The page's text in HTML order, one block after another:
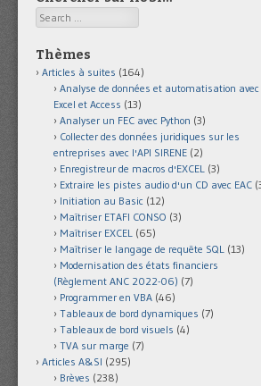
Search
Thèmes
Articles à suites (164)
Analyse de données et automatisation avec
Excel et Access (13)
Analyser un FEC avec Python (3)
Collecter des données juridiques sur les
entreprises avec l'API SIRENE (2)
Enregistreur de macros d'EXCEL (3)
Extraire les pistes audio d'un CD avec EAC
Initiation au Basic (12)
Maîtriser ETAFI CONSO (3)
Maîtriser EXCEL (65)
Maîtriser le langage de requête SQL (13)
Modernisation des états financiers
(Règlement ANC 2022-06) (7)
Programmer en VBA (46)
Tableaux de bord dynamiques (7)
Tableaux de bord visuels (4)
TVA sur marge (7)
Articles A&SI (295)
Brèves (238)